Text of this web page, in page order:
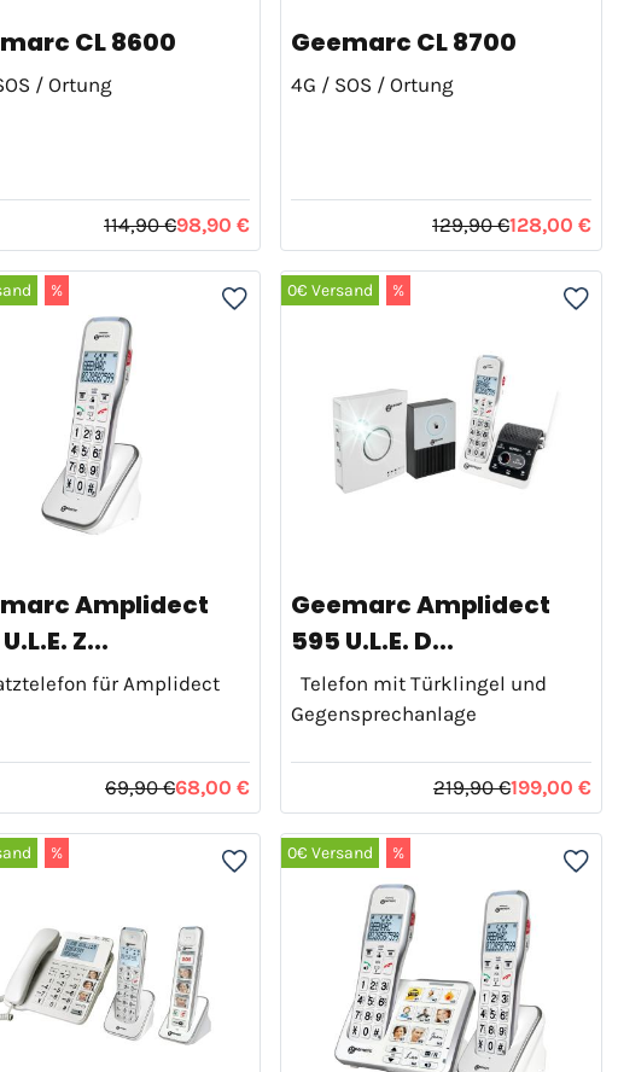
CL 8600
/ Ortung
114,90 €98,90 €
Geemarc CL 8700
4G / SOS / Ortung
129,90 €128,00 €
%
Amplidect
Z...
für Amplidect
69,90 €68,00 €
0€ Versand %
Geemarc Amplidect
595 U.L.E. D...
Telefon mit Türklingel und
Gegensprechanlage
219,90 €199,00 €
% 0€ Versand %